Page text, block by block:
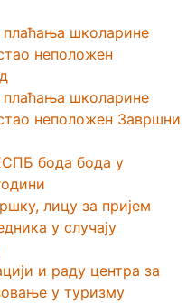
школарине
неположен
школарине
неположен Завршни
бода бода у
лицу за пријем
у случају
и раду центра за
у туризму